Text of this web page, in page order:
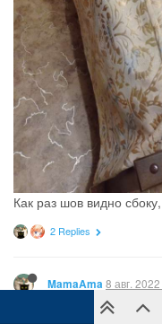
Как раз шов видно
2 Replies
MamaAma 8 авг.
ой, у нас